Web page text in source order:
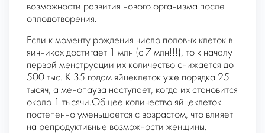
возможности развития нового организма после
оплодотворения.
Если к моменту рождения число половых клеток в
яичниках достигает 1 млн (с 7 млн!!!), то к началу
первой менструации их количество снижается до
500 тыс. К 35 годам яйцеклеток уже порядка 25
тысяч, а менопауза наступает, когда их становится
около 1 тысячи.Общее количество яйцеклеток
постепенно уменьшается с возрастом, что влияет
на репродуктивные возможности женщины.